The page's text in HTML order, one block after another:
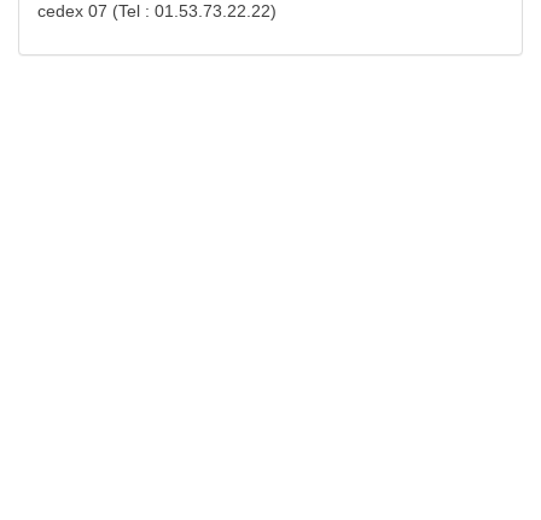
cedex 07 (Tel : 01.53.73.22.22)